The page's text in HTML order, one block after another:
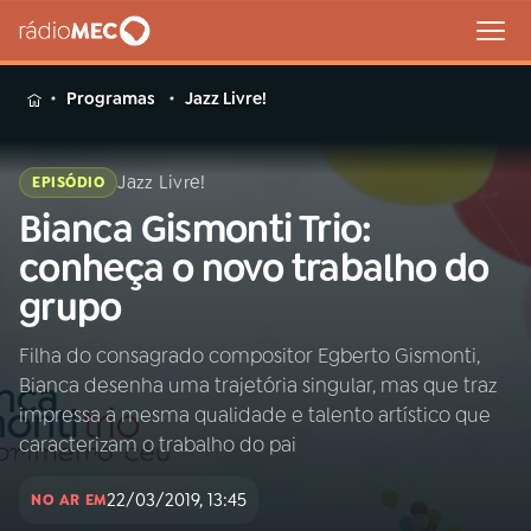
MENU
Buscar
na
Rádio
MEC
Buscar
Início AO VIVO
01INÍCIO
02A RÁDIO
Programas Jazz Livre!
EPISÓDIO Jazz Livre!
Bianca Gismonti Trio:
conheça o novo trabalho do
grupo
Filha do consagrado compositor Egberto Gismonti,
Bianca desenha uma trajetória singular, mas que traz
impressa a mesma qualidade e talento artístico que
caracterizam o trabalho do pai
NO AR EM22/03/2019, 13:45